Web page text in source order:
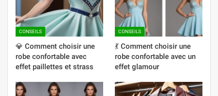
CONSEILS
💎 Comment choisir une
robe confortable avec
effet paillettes et strass
CONSEILS
💃 Comment choisir une
robe confortable avec un
effet glamour